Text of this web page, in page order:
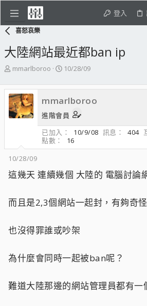
登入
喜怒哀樂
大陸網站最近都ban ip
主
發
起
人
mmarlboroo
開
日
期
10/28/09
mmarlboroo
進階會員
已加入
10/9/08 訊息 404
點數
16
10/28/09
這幾天 連續幾個 大陸的 電腦討論
而且是2,3個網站一起封，有夠奇
也沒得罪誰或吵架
為什麼會同時一起被ban呢？
難道大陸那邊的網站管理員都有一